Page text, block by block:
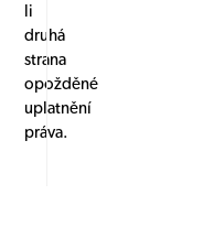
li
druhá
strana
opožděné
uplatnění
práva.